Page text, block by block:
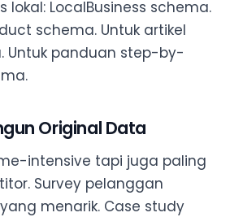
lokal: LocalBusiness schema.
schema. Untuk artikel
Untuk panduan step-by-
Original Data
intensive tapi juga paling
Survey pelanggan
menarik. Case study